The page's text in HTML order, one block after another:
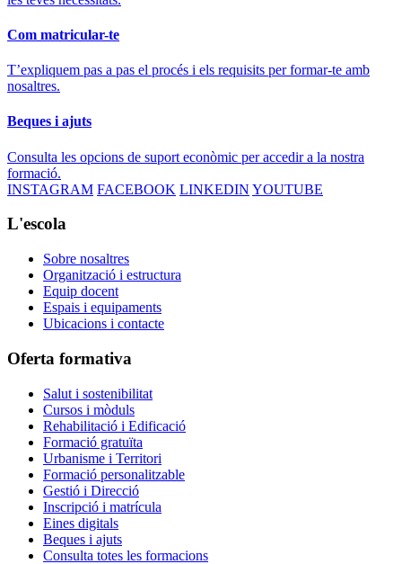
Com matricular-te
T’expliquem pas a pas el procés i els requisits per formar-te amb
nosaltres.
Beques i ajuts
Consulta les opcions de suport econòmic per accedir a la nostra
formació.
INSTAGRAM FACEBOOK LINKEDIN YOUTUBE
L'escola
Sobre nosaltres
Organització i estructura
Equip docent
Espais i equipaments
Ubicacions i contacte
Oferta formativa
Salut i sostenibilitat
Cursos i mòduls
Rehabilitació i Edificació
Formació gratuïta
Urbanisme i Territori
Formació personalitzable
Gestió i Direcció
Inscripció i matrícula
Eines digitals
Beques i ajuts
Consulta totes les formacions